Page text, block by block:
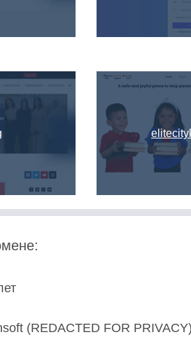
(REDACTED FOR PRIVACY)